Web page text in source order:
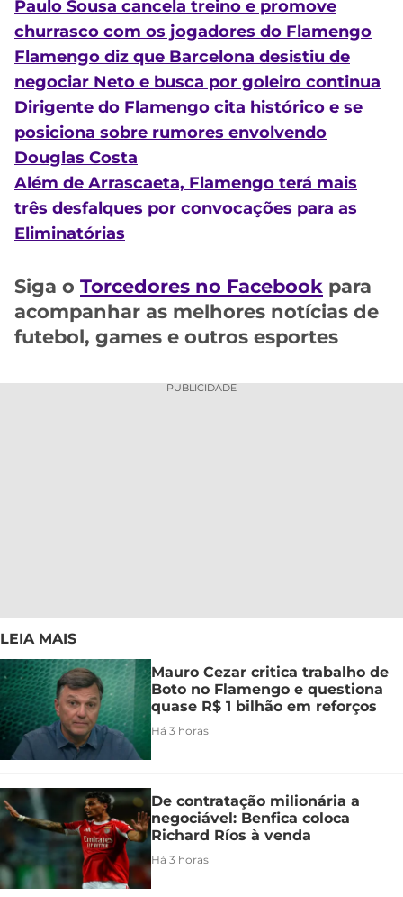
Paulo Sousa cancela treino e promove
churrasco com os jogadores do Flamengo
Flamengo diz que Barcelona desistiu de
negociar Neto e busca por goleiro continua
Dirigente do Flamengo cita histórico e se
posiciona sobre rumores envolvendo
Douglas Costa
Além de Arrascaeta, Flamengo terá mais
três desfalques por convocações para as
Eliminatórias
Siga o Torcedores no Facebook para
acompanhar as melhores notícias de
futebol, games e outros esportes
PUBLICIDADE
LEIA MAIS
Mauro Cezar critica trabalho de
Boto no Flamengo e questiona
quase R$ 1 bilhão em reforços
Há 3 horas
De contratação milionária a
negociável: Benfica coloca
Richard Ríos à venda
Há 3 horas